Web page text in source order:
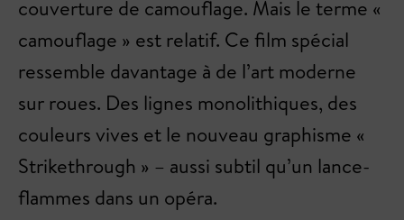
couverture de camouflage. Mais le terme «
camouflage » est relatif. Ce film spécial
ressemble davantage à de l’art moderne
sur roues. Des lignes monolithiques, des
couleurs vives et le nouveau graphisme «
Strikethrough » – aussi subtil qu’un lance-
flammes dans un opéra.